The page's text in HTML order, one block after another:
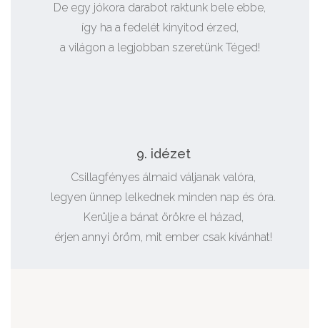
De egy jókora darabot raktunk bele ebbe,
így ha a fedelét kinyitod érzed,
a világon a legjobban szeretünk Téged!
9. idézet
Csillagfényes álmaid váljanak valóra,
legyen ünnep lelkednek minden nap és óra.
Kerülje a bánat örökre el házad,
érjen annyi öröm, mit ember csak kívánhat!